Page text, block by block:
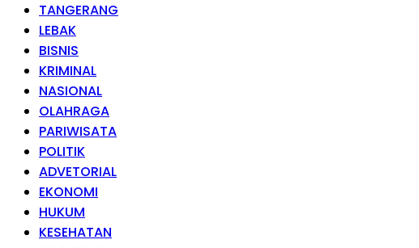
TANGERANG
LEBAK
BISNIS
KRIMINAL
NASIONAL
OLAHRAGA
PARIWISATA
POLITIK
ADVETORIAL
EKONOMI
HUKUM
KESEHATAN